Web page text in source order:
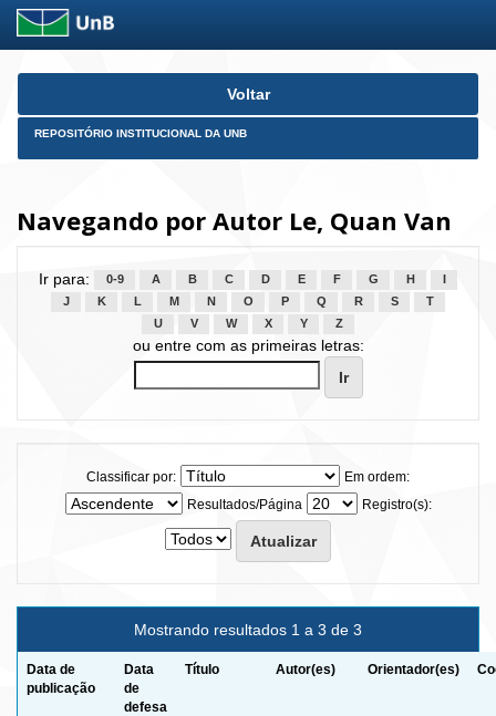
Skip
Voltar
REPOSITÓRIO INSTITUCIONAL DA UNB
Navegando por Autor Le, Quan Van
Ir para: 0-9 A B C D E F G H
J
K L M N O P Q R S
T
U
V W X Y Z
ou entre com as primeiras letras:
Classificar por:
Em ordem:
Resultados/Página
Registro(s):
Mostrando resultados 1 a 3 de 3
Data de
publicação
Data
de
defesa
Título Autor(es) Orientador(es)